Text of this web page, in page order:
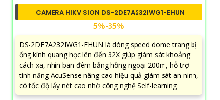
CAMERA HIKVISION DS-2DE7A232IWG1-EHUN
5%-35%
DS-2DE7A232IWG1-EHUN là dòng speed dome trang bị
ống kính quang học lên đến 32X giúp giám sát khoảng
cách xa, nhìn ban đêm bằng hồng ngoại 200m, hỗ trợ
tính năng AcuSense nâng cao hiệu quả giám sát an ninh,
có tốc độ lấy nét cao nhờ công nghệ Self-learning